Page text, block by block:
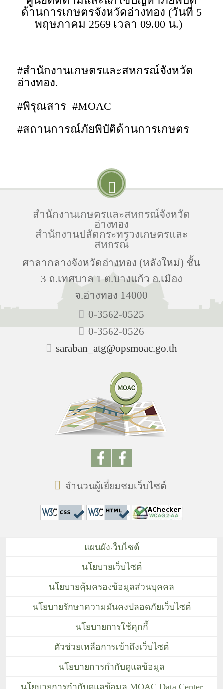
ด้านการเกษตรจังหวัดอ่างทอง (วันที่ 5
พฤษภาคม 2569 เวลา 09.00 น.)
#สำนักงานเกษตรและสหกรณ์จังหวัด
อ่างทอง.
#พิรุณสาร #MOAC
#สถานการณ์ภัยพิบัติด้านการเกษตร
สำนักงานเกษตรและสหกรณ์จังหวัด
อ่างทอง
สำนักงานปลัดกระทรวงเกษตรและ
สหกรณ์
ศาลากลางจังหวัดอ่างทอง (หลังใหม่) ชั้น
3 ถ.เทศบาล 1 ต.บางแก้ว อ.เมือง
จ.อ่างทอง 14000
0-3562-0525
0-3562-0526
saraban_atg@opsmoac.go.th
จำนวนผู้เยี่ยมชมเว็บไซต์
แผนผังเว็บไซต์
นโยบายเว็บไซต์
นโยบายคุ้มครองข้อมูลส่วนบุคคล
นโยบายรักษาความมั่นคงปลอดภัยเว็บไซต์
นโยบายการใช้คุกกี้
ตัวช่วยเหลือการเข้าถึงเว็บไซต์
นโยบายการกำกับดูแลข้อมูล
นโยบายการกำกับดูแลข้อมูล MOAC Data Center